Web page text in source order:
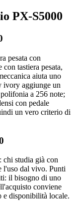
PX-S5000
pesata con
tastiera pesata,
aiuta uno
ivory aggiunge un
a 256 note;
con pedale
un vero criterio di
chi studia già con
l'uso dal vivo. Punti
il bisogno di uno
conviene
e disponibilità locale.